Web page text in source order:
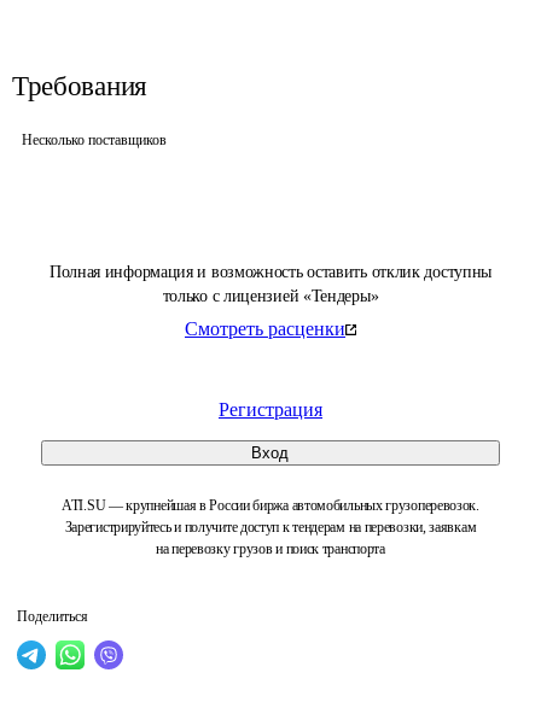
Полная информация и возможность оставить отклик доступны
только с лицензией «Тендеры»
Смотреть расценки
Регистрация
Вход
ATI.SU — крупнейшая в России биржа автомобильных грузоперевозок.
Зарегистрируйтесь и получите доступ к тендерам на перевозки, заявкам
на перевозку грузов и поиск транспорта
Поделиться
Требования
Несколько поставщиков